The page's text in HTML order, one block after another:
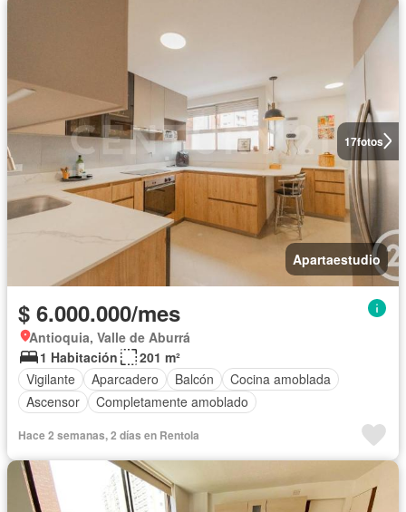
17fotos
Apartaestudio
$ 6.000.000/mes
Antioquia, Valle de Aburrá
1 Habitación
201 m²
Vigilante
Aparcadero Balcón
Cocina amoblada
Ascensor
Completamente amoblado
Hace 2 semanas, 2 días en Rentola